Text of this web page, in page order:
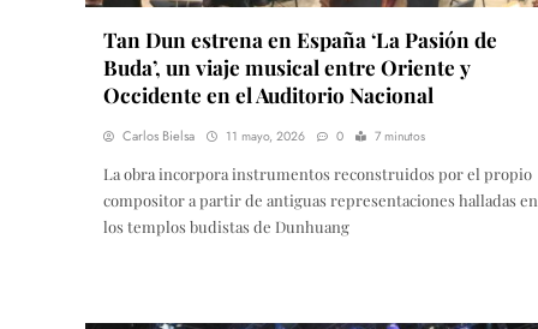
Tan Dun estrena en España ‘La Pasión de
Buda’, un viaje musical entre Oriente y
Occidente en el Auditorio Nacional
Carlos Bielsa 11 mayo, 2026 0 7 minutos
La obra incorpora instrumentos reconstruidos por el propio
compositor a partir de antiguas representaciones halladas en
los templos budistas de Dunhuang